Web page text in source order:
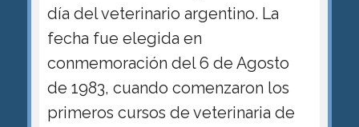
día del veterinario argentino. La
fecha fue elegida en
conmemoración del 6 de Agosto
de 1983, cuando comenzaron los
primeros cursos de veterinaria de